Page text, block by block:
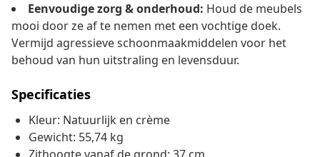
Eenvoudige zorg & onderhoud: Houd de meubels
mooi door ze af te nemen met een vochtige doek.
Vermijd agressieve schoonmaakmiddelen voor het
behoud van hun uitstraling en levensduur.
Specificaties
Kleur: Natuurlijk en crème
Gewicht: 55,74 kg